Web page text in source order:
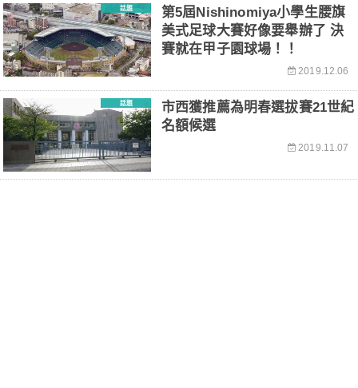
話題
第5屆Nishinomiya小學生腰旗
美式足球大賽好像要舉辦了 決
賽就在甲子園球場！！
2019.12.06
話題
市西獲推薦為明春選拔賽21世紀
名額候選
2019.11.07